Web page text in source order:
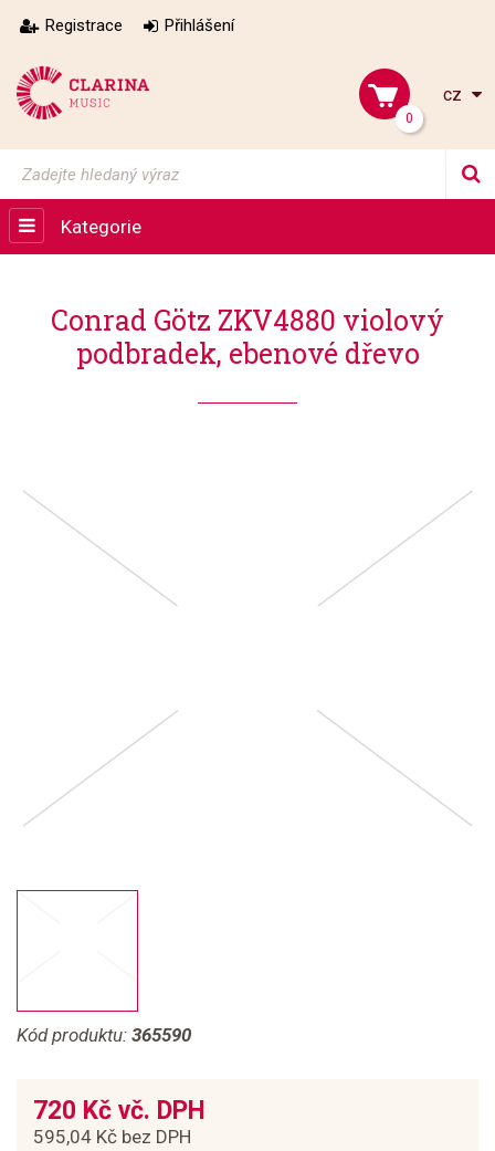
Registrace Přihlášení
0
cz
Kategorie
Conrad Götz ZKV4880 violový
podbradek, ebenové dřevo
Kód produktu: 365590
720 Kč vč. DPH
595,04 Kč bez DPH